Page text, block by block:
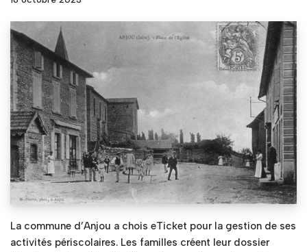
La commune d’Anjou a chois eTicket pour la gestion de ses
activités périscolaires. Les familles créent leur dossier